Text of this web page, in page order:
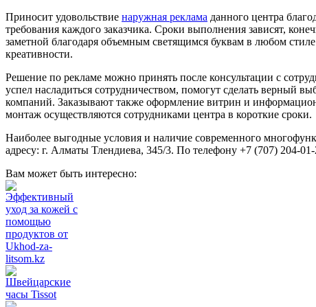
Приносит удовольствие наружная реклама данного центра
требования каждого заказчика. Сроки выполнения зависят,
заметной благодаря объемным светящимся буквам в любом
креативности.
Решение по рекламе можно принять после консультации с
успел насладиться сотрудничеством, помогут сделать верный
компаний. Заказывают также оформление витрин и
монтаж осуществляются сотрудниками центра в короткие сроки.
Наиболее выгодные условия и наличие современного
адресу: г. Алматы Тлендиева, 345/3. По телефону +7 (707) 204-
Вам может быть интересно:
Эффективный
уход за кожей с
помощью
продуктов от
Ukhod-za-
litsom.kz
Швейцарские
часы Tissot